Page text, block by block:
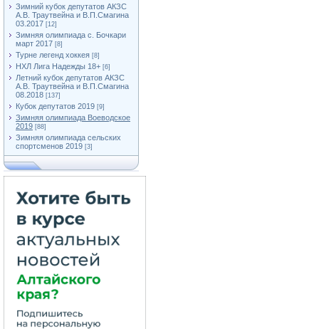
Зимний кубок депутатов АКЗС
А.В. Траутвейна и В.П.Смагина
03.2017 [12]
Зимняя олимпиада с. Бочкари
март 2017 [8]
Турне легенд хоккея [8]
НХЛ Лига Надежды 18+ [6]
Летний кубок депутатов АКЗС
А.В. Траутвейна и В.П.Смагина
08.2018 [137]
Кубок депутатов 2019 [9]
Зимняя олимпиада Воеводское
2019 [88]
Зимняя олимпиада сельских
спортсменов 2019 [3]